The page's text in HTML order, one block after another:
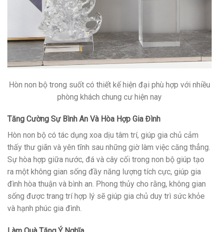
Hòn non bộ trong suốt có thiết kế hiện đại phù hợp với nhiều
phòng khách chung cư hiện nay
Tăng Cường Sự Bình An Và Hòa Hợp Gia Đình
Hòn non bộ có tác dụng xoa dịu tâm trí, giúp gia chủ cảm
thấy thư giãn và yên tĩnh sau những giờ làm việc căng thẳng.
Sự hòa hợp giữa nước, đá và cây cối trong non bộ giúp tạo
ra một không gian sống đầy năng lượng tích cực, giúp gia
đình hòa thuận và bình an. Phong thủy cho rằng, không gian
sống được trang trí hợp lý sẽ giúp gia chủ duy trì sức khỏe
và hạnh phúc gia đình.